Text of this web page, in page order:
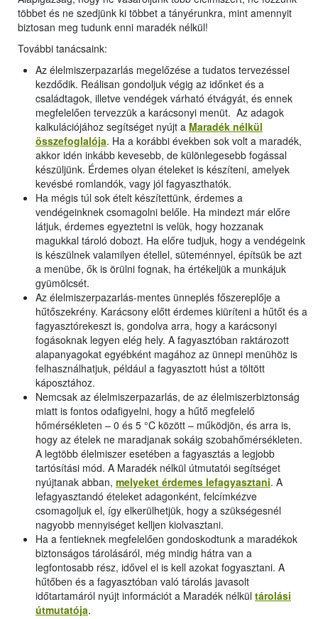
többet és ne szedjünk ki többet a tányérunkra, mint amennyit
biztosan meg tudunk enni maradék nélkül!
További tanácsaink:
Az élelmiszerpazarlás megelőzése a tudatos tervezéssel
kezdődik. Reálisan gondoljuk végig az időnket és a
családtagok, illetve vendégek várható étvágyát, és ennek
megfelelően tervezzük a karácsonyi menüt. Az adagok
kalkulációjához segítséget nyújt a Maradék nélkül
összefoglalója. Ha a korábbi években sok volt a maradék,
akkor idén inkább kevesebb, de különlegesebb fogással
készüljünk. Érdemes olyan ételeket is készíteni, amelyek
kevésbé romlandók, vagy jól fagyaszthatók.
Ha mégis túl sok ételt készítettünk, érdemes a
vendégeinknek csomagolni belőle. Ha mindezt már előre
látjuk, érdemes egyeztetni is velük, hogy hozzanak
magukkal tároló dobozt. Ha előre tudjuk, hogy a vendégeink
is készülnek valamilyen étellel, süteménnyel, építsük be azt
a menübe, ők is örülni fognak, ha értékeljük a munkájuk
gyümölcsét.
Az élelmiszerpazarlás-mentes ünneplés főszereplője a
hűtőszekrény. Karácsony előtt érdemes kiüríteni a hűtőt és a
fagyasztórekeszt is, gondolva arra, hogy a karácsonyi
fogásoknak legyen elég hely. A fagyasztóban raktározott
alapanyagokat egyébként magához az ünnepi menühöz is
felhasználhatjuk, például a fagyasztott húst a töltött
káposztához.
Nemcsak az élelmiszerpazarlás, de az élelmiszerbiztonság
miatt is fontos odafigyelni, hogy a hűtő megfelelő
hőmérsékleten – 0 és 5 °C között – működjön, és arra is,
hogy az ételek ne maradjanak sokáig szobahőmérsékleten.
A legtöbb élelmiszer esetében a fagyasztás a legjobb
tartósítási mód. A Maradék nélkül útmutatói segítséget
nyújtanak abban, melyeket érdemes lefagyasztani. A
lefagyasztandó ételeket adagonként, felcímkézve
csomagoljuk el, így elkerülhetjük, hogy a szükségesnél
nagyobb mennyiséget kelljen kiolvasztani.
Ha a fentieknek megfelelően gondoskodtunk a maradékok
biztonságos tárolásáról, még mindig hátra van a
legfontosabb rész, idővel el is kell azokat fogyasztani. A
hűtőben és a fagyasztóban való tárolás javasolt
időtartamáról nyújt információt a Maradék nélkül tárolási
útmutatója.